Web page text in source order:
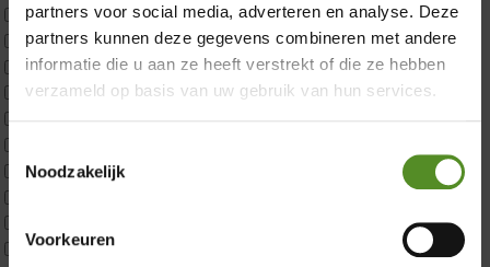
partners voor social media, adverteren en analyse. Deze
partners kunnen deze gegevens combineren met andere
informatie die u aan ze heeft verstrekt of die ze hebben
verzameld op basis van uw gebruik van hun services.
Toestemmingsselectie
Noodzakelijk
Voorkeuren
ErkendMatras twijfelaar product
Matrassen
Matrastopper 10cm
p350 1 Pers
P650 1 pers
Toppers
Showroom Breda
Donderdag 12:00 – 17:00